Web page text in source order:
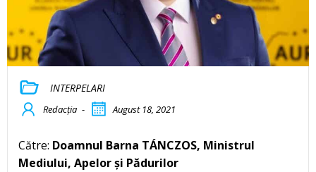
INTERPELARI
Redacția - August 18, 2021
Către: Doamnul Barna TÁNCZOS, Ministrul
Mediului, Apelor și Pădurilor